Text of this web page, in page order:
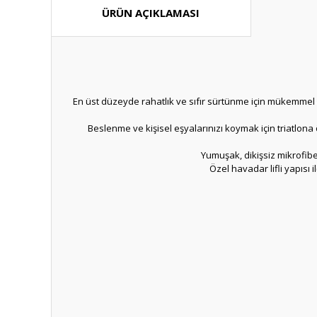
ÜRÜN AÇIKLAMASI
En üst düzeyde rahatlık ve sıfır sürtünme için
Beslenme ve kişisel eşyalarınızı koymak için
Yumuşak, dikişsiz
Özel havadar lifli yapısı